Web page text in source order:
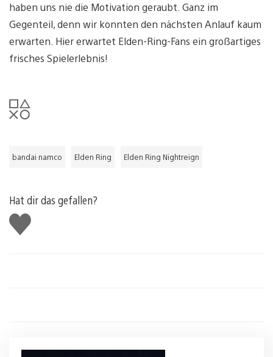
haben uns nie die Motivation geraubt. Ganz im
Gegenteil, denn wir konnten den nächsten Anlauf kaum
erwarten. Hier erwartet Elden-Ring-Fans ein großartiges
frisches Spielerlebnis!
bandai namco Elden Ring Elden Ring Nightreign
Hat dir das gefallen?
Gefällt
mir